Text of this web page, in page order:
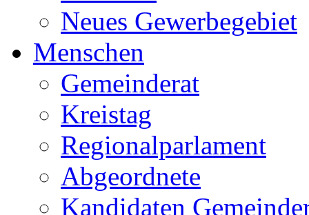
Neues Gewerbegebiet
Menschen
Gemeinderat
Kreistag
Regionalparlament
Abgeordnete
Kandidaten